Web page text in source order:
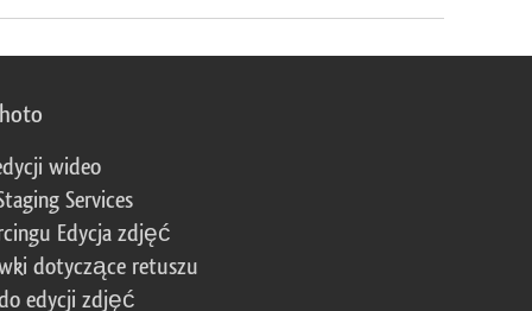
wideo
Services
Edycja zdjęć
dotyczące retuszu
edycji zdjęć